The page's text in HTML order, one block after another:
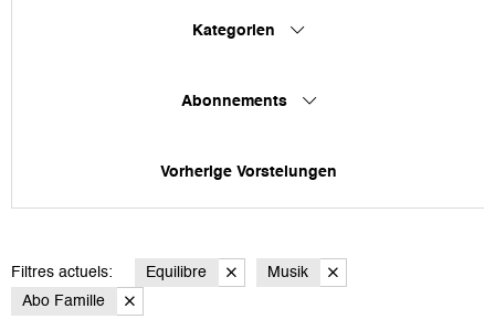
Kategorien
Abonnements
Vorherige Vorstelungen
Filtres actuels: Equilibre
Musik
Abo Famille